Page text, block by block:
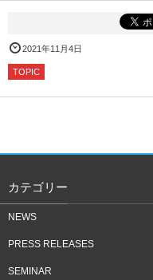
2021年11月4日
TOPIC
カテゴリー
NEWS
PRESS RELEASES
SEMINAR